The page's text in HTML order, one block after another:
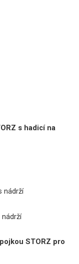
s hadicí na
nádrží
STORZ pro